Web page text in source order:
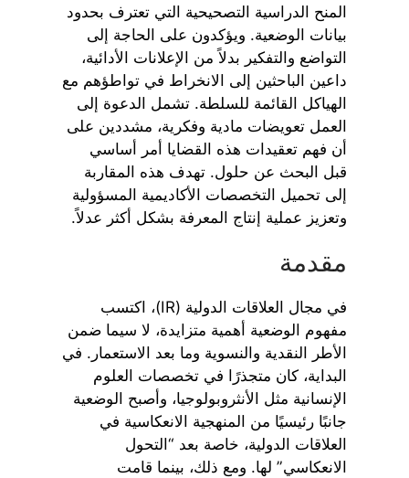
المنح الدراسية التصحيحية التي تعترف بحدود
بيانات الوضعية. ويؤكدون على الحاجة إلى
التواضع والتفكير بدلاً من الإعلانات الأدائية،
داعين الباحثين إلى الانخراط في تواطؤهم مع
الهياكل القائمة للسلطة. تشمل الدعوة إلى
العمل تعويضات مادية وفكرية، مشددين على
أن فهم تعقيدات هذه القضايا أمر أساسي
قبل البحث عن حلول. تهدف هذه المقاربة
إلى تحميل التخصصات الأكاديمية المسؤولية
وتعزيز عملية إنتاج المعرفة بشكل أكثر عدلاً.
مقدمة
في مجال العلاقات الدولية (IR)، اكتسب
مفهوم الوضعية أهمية متزايدة، لا سيما ضمن
الأطر النقدية والنسوية وما بعد الاستعمار. في
البداية، كان متجذرًا في تخصصات العلوم
الإنسانية مثل الأنثروبولوجيا، وأصبح الوضعية
جانبًا رئيسيًا من المنهجية الانعكاسية في
العلاقات الدولية، خاصة بعد “التحول
الانعكاسي” لها. ومع ذلك، بينما قامت